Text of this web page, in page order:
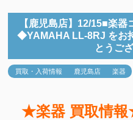
【鹿児島店】12/15■楽器
◆YAMAHA LL‐8RJ をお
とうご
買取・入荷情報 鹿児島店 楽器
★楽器 買取情